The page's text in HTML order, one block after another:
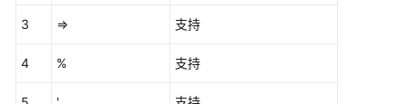
3 => 支持
4 % 支持